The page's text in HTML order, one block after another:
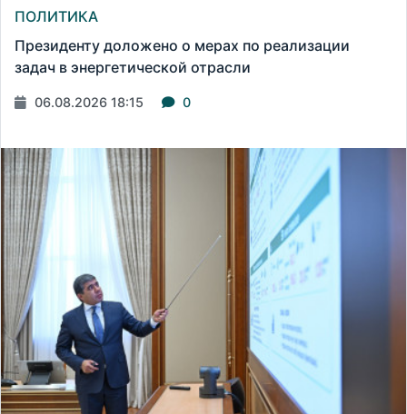
ПОЛИТИКА
Президенту доложено о мерах по реализации
задач в энергетической отрасли
06.08.2026 18:15 0